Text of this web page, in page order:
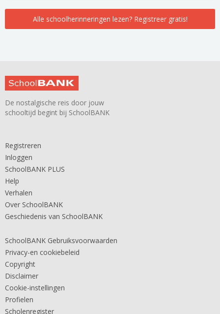
Alle schoolherinneringen lezen? Registreer gratis!
De nostalgische reis door jouw
schooltijd begint bij SchoolBANK
Registreren
Inloggen
SchoolBANK PLUS
Help
Verhalen
Over SchoolBANK
Geschiedenis van SchoolBANK
SchoolBANK Gebruiksvoorwaarden
Privacy-en cookiebeleid
Copyright
Disclaimer
Cookie-instellingen
Profielen
Scholenregister